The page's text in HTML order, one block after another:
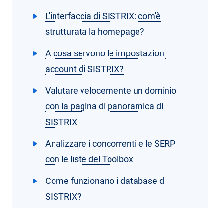
L'interfaccia di SISTRIX: com'è
strutturata la homepage?
A cosa servono le impostazioni
account di SISTRIX?
Valutare velocemente un dominio
con la pagina di panoramica di
SISTRIX
Analizzare i concorrenti e le SERP
con le liste del Toolbox
Come funzionano i database di
SISTRIX?